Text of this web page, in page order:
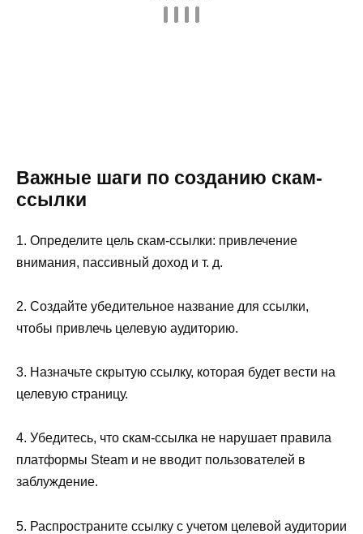
Важные шаги по созданию скам-
ссылки
1. Определите цель скам-ссылки: привлечение
внимания, пассивный доход и т. д.
2. Создайте убедительное название для ссылки,
чтобы привлечь целевую аудиторию.
3. Назначьте скрытую ссылку, которая будет вести на
целевую страницу.
4. Убедитесь, что скам-ссылка не нарушает правила
платформы Steam и не вводит пользователей в
заблуждение.
5. Распространите ссылку с учетом целевой аудитории